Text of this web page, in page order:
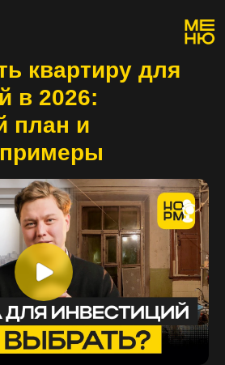
квартиру для
в 2026:
план и